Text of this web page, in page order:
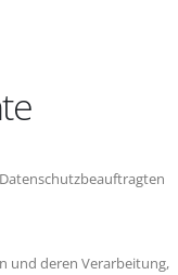
und deren Verarbeitung,